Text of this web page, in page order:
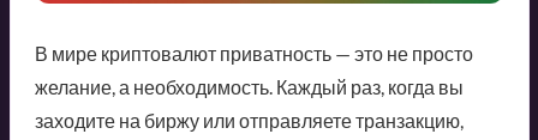
В мире криптовалют приватность — это не просто
желание, а необходимость. Каждый раз, когда вы
заходите на биржу или отправляете транзакцию,